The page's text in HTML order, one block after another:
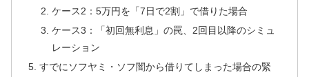
ケース2：5万円を「7日で2割」で借りた場合
ケース3：「初回無利息」の罠、2回目以降のシミュ
レーション
すでにソフヤミ・ソフ闇から借りてしまった場合の緊